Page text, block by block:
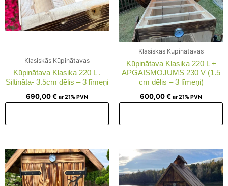
Klasiskās Kūpinātavas
Kūpinātava Klasika 220 L .
Siltināta- 3.5cm dēlis – 3 līmeņi
690,00€ ar 21% PVN
Klasiskās Kūpinātavas
Kūpinātava Klasika 220 L +
APGAISMOJUMS 230 V (1.5
cm dēlis – 3 līmeņi)
600,00€ ar 21% PVN